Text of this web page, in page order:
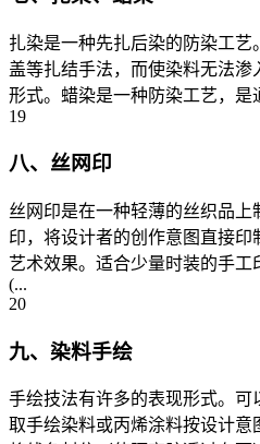
扎染是一种先扎后染的防染工
盖等扎结手法，而使染料无法
形式。蜡染是一种防染工艺，是
19
八、丝网印
丝网印是在一种轻薄的丝织品
印，将设计者的创作意图直接
艺术效果。适合少量时装的手工
(...
20
九、染料手绘
手绘技法有许多的表现形式。
取手绘染料或丙烯涂料按设计